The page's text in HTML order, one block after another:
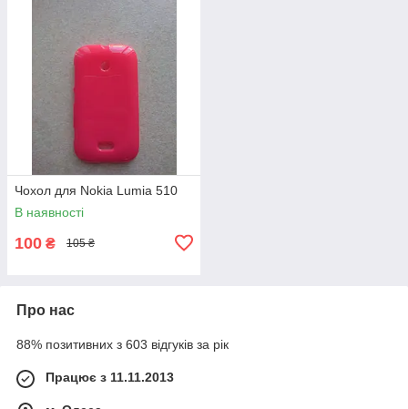
Чохол для Nokia Lumia 510
В наявності
100 ₴ 105 ₴
Про нас
88% позитивних з 603 відгуків за рік
Працює з 11.11.2013